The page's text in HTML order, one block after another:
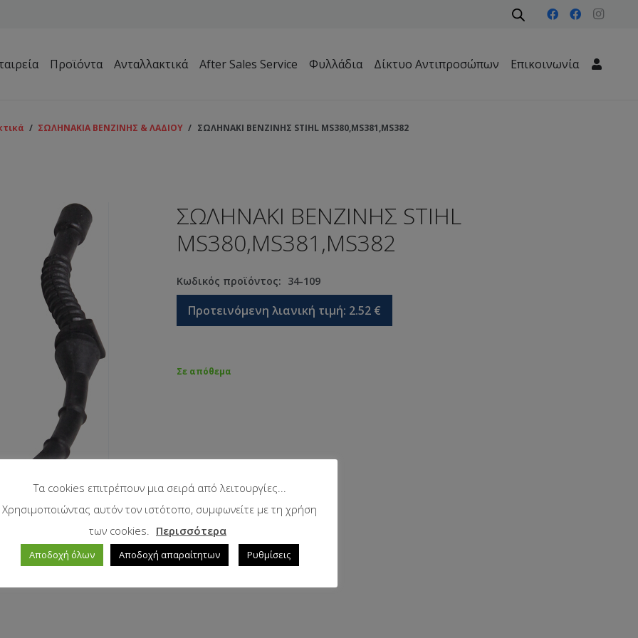
Προϊόντα Ανταλλακτικά After Sales Service Φυλλάδια Δίκτυο Αντιπροσώπων Επικοινωνία
/ ΣΩΛΗΝΑΚΙΑ ΒΕΝΖΙΝΗΣ & ΛΑΔΙΟΥ / ΣΩΛΗΝΑΚΙ ΒΕΝΖΙΝΗΣ STIHL MS380,MS381,MS382
ΣΩΛΗΝΑΚΙ ΒΕΝΖΙΝΗΣ STIHL
MS380,MS381,MS382
Κωδικός προϊόντος: 34-109
Προτεινόμενη λιανική τιμή: 2.52 €
Σε απόθεμα
Τα cookies επιτρέπουν μια σειρά από λειτουργίες...
Χρησιμοποιώντας αυτόν τον ιστότοπο, συμφωνείτε με τη χρήση
των cookies. Περισσότερα
Αποδοχή όλων Αποδοχή απαραίτητων Ρυθμίσεις